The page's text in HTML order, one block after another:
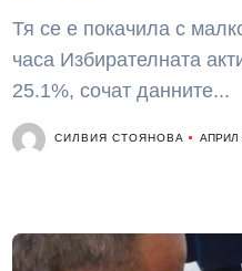
Тя се е покачила с
часа Избирателната
25.1%, сочат данните...
СИЛВИЯ СТОЯНОВА АПРИЛ